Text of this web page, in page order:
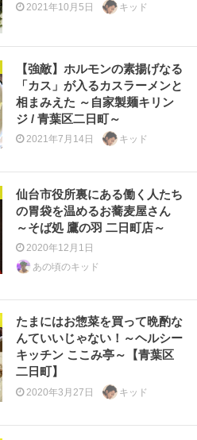
2021年10月5日 キッド
【強敵】ホルモンの素揚げなる
「カス」が入るカスラーメンと
相まみえた ～自家製麺キリン
ジ / 青葉区二日町～
2021年7月14日 キッド
仙台市役所裏にある働く人たち
の胃袋を温めるお蕎麦屋さん
～そば処 鷹の羽 二日町店～
2020年12月1日
あの頃のキッド
たまにはお惣菜を買って晩酌な
んていいじゃない！～ヘルシー
キッチン ここみ亭～【青葉区
二日町】
2020年3月27日 キッド